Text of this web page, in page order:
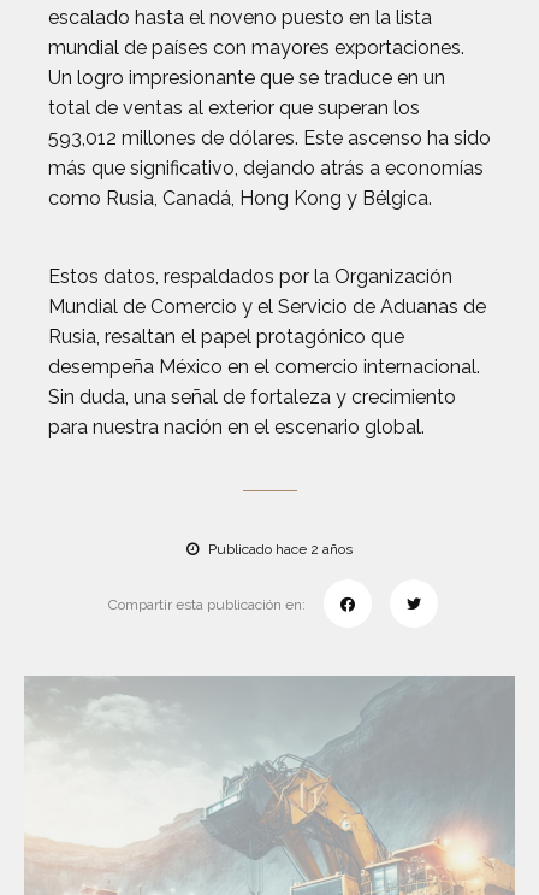
escalado hasta el noveno puesto en la lista
mundial de países con mayores exportaciones.
Un logro impresionante que se traduce en un
total de ventas al exterior que superan los
593,012 millones de dólares. Este ascenso ha sido
más que significativo, dejando atrás a economías
como Rusia, Canadá, Hong Kong y Bélgica.
Estos datos, respaldados por la Organización
Mundial de Comercio y el Servicio de Aduanas de
Rusia, resaltan el papel protagónico que
desempeña México en el comercio internacional.
Sin duda, una señal de fortaleza y crecimiento
para nuestra nación en el escenario global.
Publicado hace 2 años
Compartir esta publicación en: